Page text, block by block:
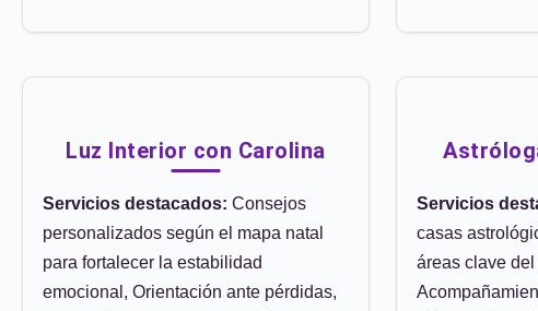
Luz Interior con Carolina
Servicios destacados: Consejos
personalizados según el mapa natal
para fortalecer la estabilidad
emocional, Orientación ante pérdidas,
Servicios
casas
áreas clave